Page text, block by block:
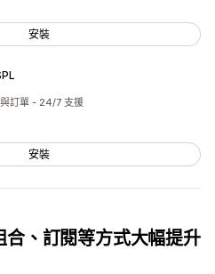
安裝
訂單 - 24/7 支援
安裝
、訂閱等方式大幅提升